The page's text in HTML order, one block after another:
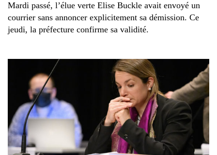
Mardi passé, l’élue verte Elise Buckle avait envoyé un
courrier sans annoncer explicitement sa démission. Ce
jeudi, la préfecture confirme sa validité.